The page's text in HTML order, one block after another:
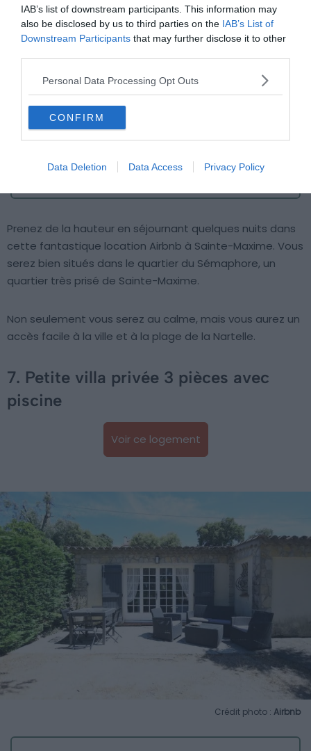
IAB’s list of downstream participants. This information may
also be disclosed by us to third parties on the IAB’s List of
Downstream Participants that may further disclose it to other
Personal Data Processing Opt Outs
CONFIRM
Data Deletion Data Access Privacy Policy
Le plus du logement: son extérieur entièrement
Prenez de la hauteur en séjournant quelques nuits dans
cette fantastique location Airbnb à Sainte-Maxime. Vous
serez bien situés dans le quartier du Sémaphore, un
quartier très prisé de Sainte-Maxime.
Non seulement vous serez au calme, mais vous aurez un
accès facile à la ville et à la plage de la Nartelle.
7. Petite villa privée 3 pièces avec
piscine
Voir ce logement
Crédit photo : Airbnb